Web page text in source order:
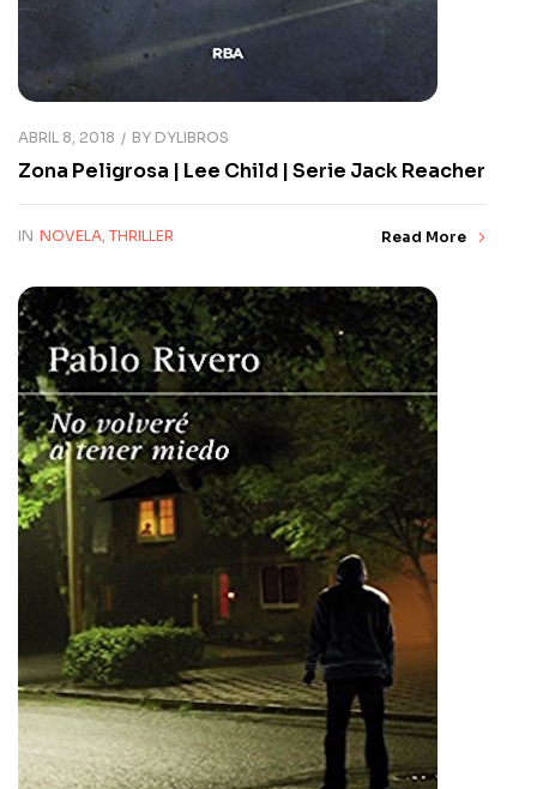
ABRIL 8, 2018 BY DYLIBROS
Zona Peligrosa | Lee Child | Serie Jack Reacher
IN NOVELA, THRILLER Read More